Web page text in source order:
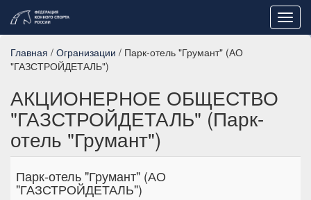
Главная / Огранизации / Парк-отель "Грумант" (АО
"ГАЗСТРОЙДЕТАЛЬ")
АКЦИОНЕРНОЕ ОБЩЕСТВО
"ГАЗСТРОЙДЕТАЛЬ" (Парк-
отель "Грумант")
Парк-отель "Грумант" (АО
"ГАЗСТРОЙДЕТАЛЬ")